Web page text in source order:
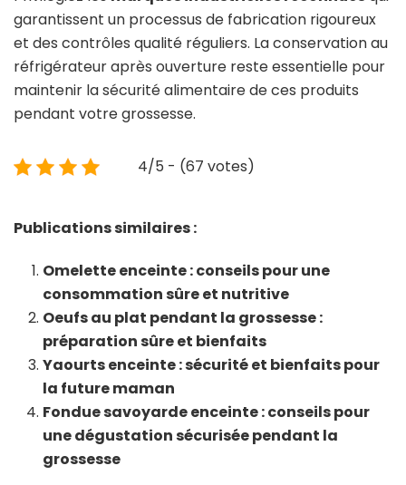
garantissent un processus de fabrication rigoureux
et des contrôles qualité réguliers. La conservation au
réfrigérateur après ouverture reste essentielle pour
maintenir la sécurité alimentaire de ces produits
pendant votre grossesse.
4/5 - (67 votes)
Publications similaires :
Omelette enceinte : conseils pour une
consommation sûre et nutritive
Oeufs au plat pendant la grossesse :
préparation sûre et bienfaits
Yaourts enceinte : sécurité et bienfaits pour
la future maman
Fondue savoyarde enceinte : conseils pour
une dégustation sécurisée pendant la
grossesse